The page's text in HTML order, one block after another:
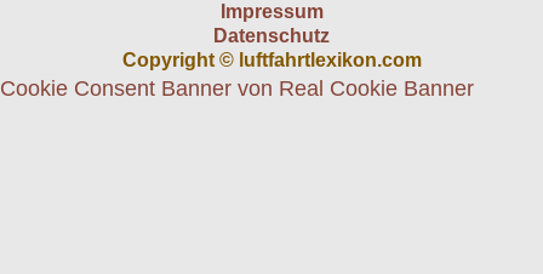
Impressum
Datenschutz
Copyright © luftfahrtlexikon.com
Cookie Consent Banner von Real Cookie Banner